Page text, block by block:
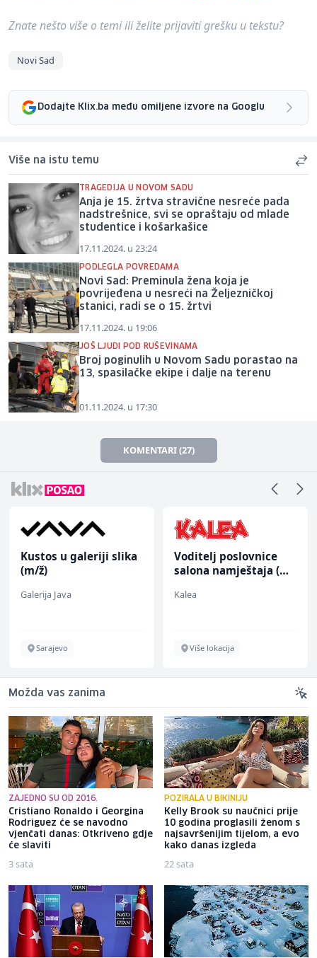
Znate nešto više o temi ili želite prijaviti grešku u tekstu?
Novi Sad
Dodajte Klix.ba među omiljene izvore na Googlu
Više na istu temu
TRAGEDIJA U NOVOM SADU
Anja je 15. žrtva stravične nesreće pada
nadstrešnice, svi se opraštaju od mlade
studentice i košarkašice
17.11.2024. u 23:24
PODLEGLA POVREDAMA
Novi Sad: Preminula žena koja je
povrijeđena u nesreći na Željezničkoj
stanici, radi se o 15. žrtvi
17.11.2024. u 19:06
JOŠ LJUDI POD RUŠEVINAMA
Broj poginulih u Novom Sadu porastao na
13, spasilačke ekipe i dalje na terenu
01.11.2024. u 17:30
KOMENTARI (27)
Kustos u galeriji slika
(m/ž)
Galerija Java
Sarajevo
Voditelj poslovnice
salona namještaja (m/
Kalea
Više lokacija
Možda vas zanima
ZAJEDNO SU OD 2016.
Cristiano Ronaldo i Georgina
Rodriguez će se navodno
vjenčati danas: Otkriveno gdje
će slaviti
3 sata
POZIRALA U BIKINIJU
Kelly Brook su naučnici prije
10 godina proglasili ženom s
najsavršenijim tijelom, a evo
kako danas izgleda
22 sata